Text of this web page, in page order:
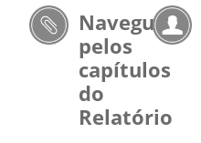
Navegue
pelos
capítulos
do
Relatório